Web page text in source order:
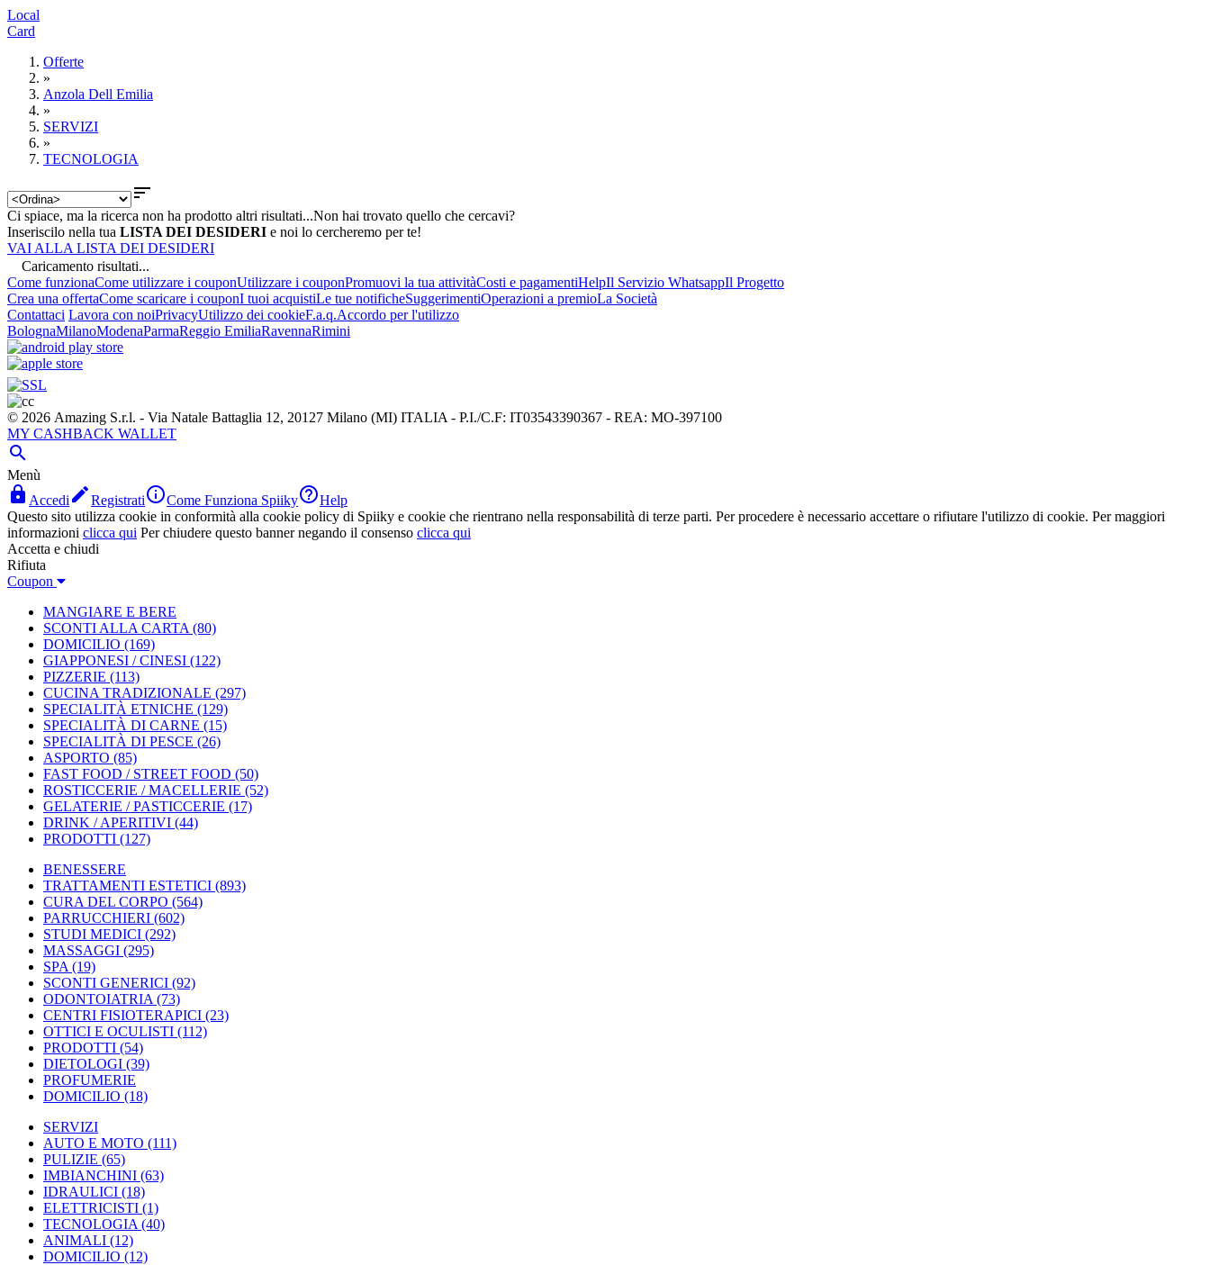
Local
Card
Offerte
»
Anzola Dell Emilia
»
SERVIZI
»
TECNOLOGIA

Ci spiace, ma la ricerca non ha prodotto altri risultati...Non hai trovato quello che cercavi?
Inseriscilo nella tua LISTA DEI DESIDERI e noi lo cercheremo per te!
VAI ALLA LISTA DEI DESIDERI
Caricamento risultati...
Come funzionaCome utilizzare i couponUtilizzare i couponPromuovi la tua attivitàCosti e pagamentiHelpIl Servizio WhatsappIl Progetto
Crea una offertaCome scaricare i couponI tuoi acquistiLe tue notificheSuggerimentiOperazioni a premioLa Società
Contattaci Lavora con noiPrivacyUtilizzo dei cookieF.a.q.Accordo per l'utilizzo
BolognaMilanoModenaParmaReggio EmiliaRavennaRimini
© 2026 Amazing S.r.l. - Via Natale Battaglia 12, 20127 Milano (MI) ITALIA - P.I./C.F: IT03543390367 - REA: MO-397100
MY CASHBACK WALLET

Menù
 Accedi RegistratiCome Funziona SpiikyHelp
Questo sito utilizza cookie in conformità alla cookie policy di Spiiky e cookie che rientrano nella responsabilità di terze parti. Per procedere è necessario accettare o rifiutare l'utilizzo di cookie. Per maggiori
informazioni clicca qui Per chiudere questo banner negando il consenso clicca qui
Accetta e chiudi
Rifiuta
Coupon
MANGIARE E BERE
SCONTI ALLA CARTA (80)
DOMICILIO (169)
GIAPPONESI / CINESI (122)
PIZZERIE (113)
CUCINA TRADIZIONALE (297)
SPECIALITÀ ETNICHE (129)
SPECIALITÀ DI CARNE (15)
SPECIALITÀ DI PESCE (26)
ASPORTO (85)
FAST FOOD / STREET FOOD (50)
ROSTICCERIE / MACELLERIE (52)
GELATERIE / PASTICCERIE (17)
DRINK / APERITIVI (44)
PRODOTTI (127)
BENESSERE
TRATTAMENTI ESTETICI (893)
CURA DEL CORPO (564)
PARRUCCHIERI (602)
STUDI MEDICI (292)
MASSAGGI (295)
SPA (19)
SCONTI GENERICI (92)
ODONTOIATRIA (73)
CENTRI FISIOTERAPICI (23)
OTTICI E OCULISTI (112)
PRODOTTI (54)
DIETOLOGI (39)
PROFUMERIE
DOMICILIO (18)
SERVIZI
AUTO E MOTO (111)
PULIZIE (65)
IMBIANCHINI (63)
IDRAULICI (18)
ELETTRICISTI (1)
TECNOLOGIA (40)
ANIMALI (12)
DOMICILIO (12)